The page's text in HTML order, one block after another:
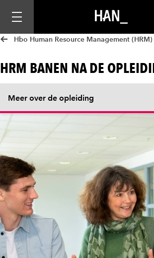
Mobiele navigatie openen
Hbo Human Resource Management
HRM BANEN NA DE
Meer over de opleiding